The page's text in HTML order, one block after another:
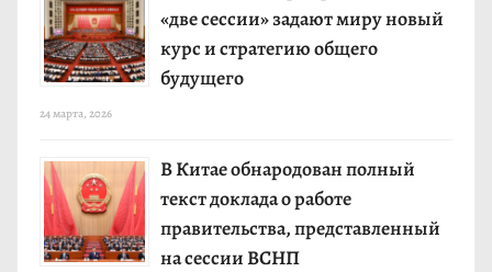
«две сессии» задают миру новый
курс и стратегию общего
будущего
24 марта, 2026
В Китае обнародован полный
текст доклада о работе
правительства, представленный
на сессии ВСНП